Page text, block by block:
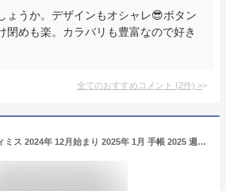
ょうか。デザインもオシャレ😎ボタン
閉めも楽。カラバリも豊富なので好き
全てのおすすめコメント (2件) >
ARTEMIS アーティミス 2024年 12月始まり 2025年 1月 手帳 2025 週間セパレート式(ブロック) B6 DB6 ハートマグネット 国内未発売商品 ブロック 大人かわいい おしゃれ 可愛い スケジュール帳 手帳のタイムキーパー